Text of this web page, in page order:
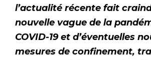
l’actualité récente fait
nouvelle vague de la
COVID-19 et d’éventuelles
mesures de confinement,